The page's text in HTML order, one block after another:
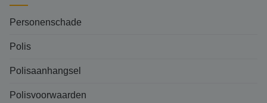
Personenschade
Polis
Polisaanhangsel
Polisvoorwaarden